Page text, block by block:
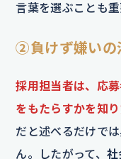
言葉を選ぶことも重
②負けず嫌いの
採用担当者は、応
をもたらすかを知
だと述べるだけで
ん。したがって、 社